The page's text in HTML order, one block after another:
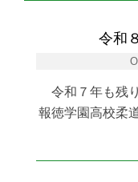
令和
令和７年も残
報徳学園高校柔